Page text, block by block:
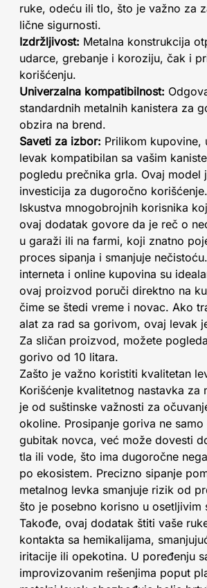
ruke, odeću ili tlo, što je važno za
lične sigurnosti.
Izdržljivost: Metalna konstrukcija
udarce, grebanje i koroziju, čak i
korišćenju.
Univerzalna kompatibilnost:
standardnih metalnih kanistera za
obzira na brend.
Saveti za izbor: Prilikom kupovine,
levak kompatibilan sa vašim
pogledu prečnika grla. Ovaj model
investicija za dugoročno korišćenje.
Iskustva mnogobrojnih korisnika
ovaj dodatak govore da je reč o
u garaži ili na farmi, koji znatno
proces sipanja i smanjuje
interneta i online kupovina su
ovaj proizvod poruči direktno na
čime se štedi vreme i novac. Ako
alat za rad sa gorivom, ovaj levak
Za sličan proizvod, možete
gorivo od 10 litara.
Zašto je važno koristiti kvalitetan
Korišćenje kvalitetnog nastavka za
je od suštinske važnosti za
okoline. Prosipanje goriva ne
gubitak novca, već može dovesti
tla ili vode, što ima dugoročne
po ekosistem. Precizno sipanje
metalnog levka smanjuje rizik od
što je posebno korisno u osetljivim
Takođe, ovaj dodatak štiti vaše
kontakta sa hemikalijama,
iritacije ili opekotina. U poređenju
improvizovanim rešenjima poput